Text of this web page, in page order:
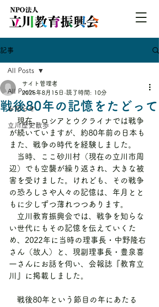
記事
All Posts
お知らせ
立川歴史散歩
All Posts
戦後80年の記憶をたどって
サイト管理者
2025年8月15日 読了時間: 10分
現在、ロシアとウクライナでは戦争
が続いていますが、約80年前の日本も
また、戦争の時代を経験しました。
当時、ここ砂川村（現在の立川市周
辺）でも空襲が繰り返され、大きな被
害を受けました。けれども、その戦争
の恐ろしさや人々の記憶は、年月とと
もに少しずつ薄れつつあります。
立川教育振興会では、戦争を知らな
い世代にもその記憶を伝えていくた
め、2022年に当時の理事長・中野隆右
さん（故人）と、現副理事長・豊泉喜
一さんにお話を伺い、会報誌『教育立
川』に掲載しました。
戦後80年という節目の年にあたる